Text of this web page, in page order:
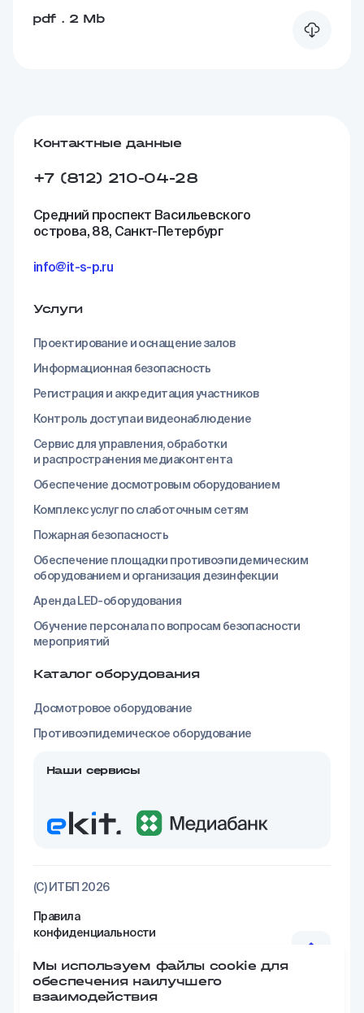
pdf . 2 Mb
Контактные данные
+7 (812) 210-04-28
Средний проспект Васильевского
острова, 88, Санкт-Петербург
info@it-s-p.ru
Услуги
Проектирование и оснащение залов
Информационная безопасность
Регистрация и аккредитация участников
Контроль доступа и видеонаблюдение
Сервис для управления, обработки
и распространения медиаконтента
Обеспечение досмотровым оборудованием
Комплекс услуг по слаботочным сетям
Пожарная безопасность
Обеспечение площадки противоэпидемическим
оборудованием и организация дезинфекции
Аренда LED-оборудования
Обучение персонала по вопросам безопасности
мероприятий
Каталог оборудования
Досмотровое оборудование
Противоэпидемическое оборудование
Наши сервисы
(С) ИТБП 2026
Правила
конфиденциальности
Реквизиты
Мы используем файлы cookie для
обеспечения наилучшего
взаимодействия